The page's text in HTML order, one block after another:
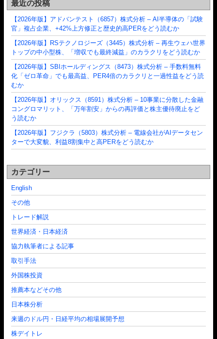
最近の投稿
【2026年版】アドバンテスト（6857）株式分析 – AI半導体の「試験
官」複占企業、+42%上方修正と歴史的高PERをどう読むか
【2026年版】RSテクノロジーズ（3445）株式分析 – 再生ウェハ世界
トップの中小型株、「増収でも最終減益」のカラクリをどう読むか
【2026年版】SBIホールディングス（8473）株式分析 – 手数料無料
化「ゼロ革命」でも最高益、PER4倍のカラクリと一過性益をどう読
むか
【2026年版】オリックス（8591）株式分析 – 10事業に分散した金融
コングロマリット、「万年割安」からの再評価と株主優待廃止をど
う読むか
【2026年版】フジクラ（5803）株式分析 – 電線会社がAIデータセン
ターで大変貌、利益8割集中と高PERをどう読むか
カテゴリー
English
その他
トレード解説
世界経済・日本経済
協力執筆者による記事
取引手法
外国株投資
推薦本などその他
日本株分析
来週のドル円・日経平均の相場展開予想
株デイトレ